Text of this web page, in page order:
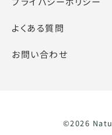
よくある質問
お問い合わせ
©2026